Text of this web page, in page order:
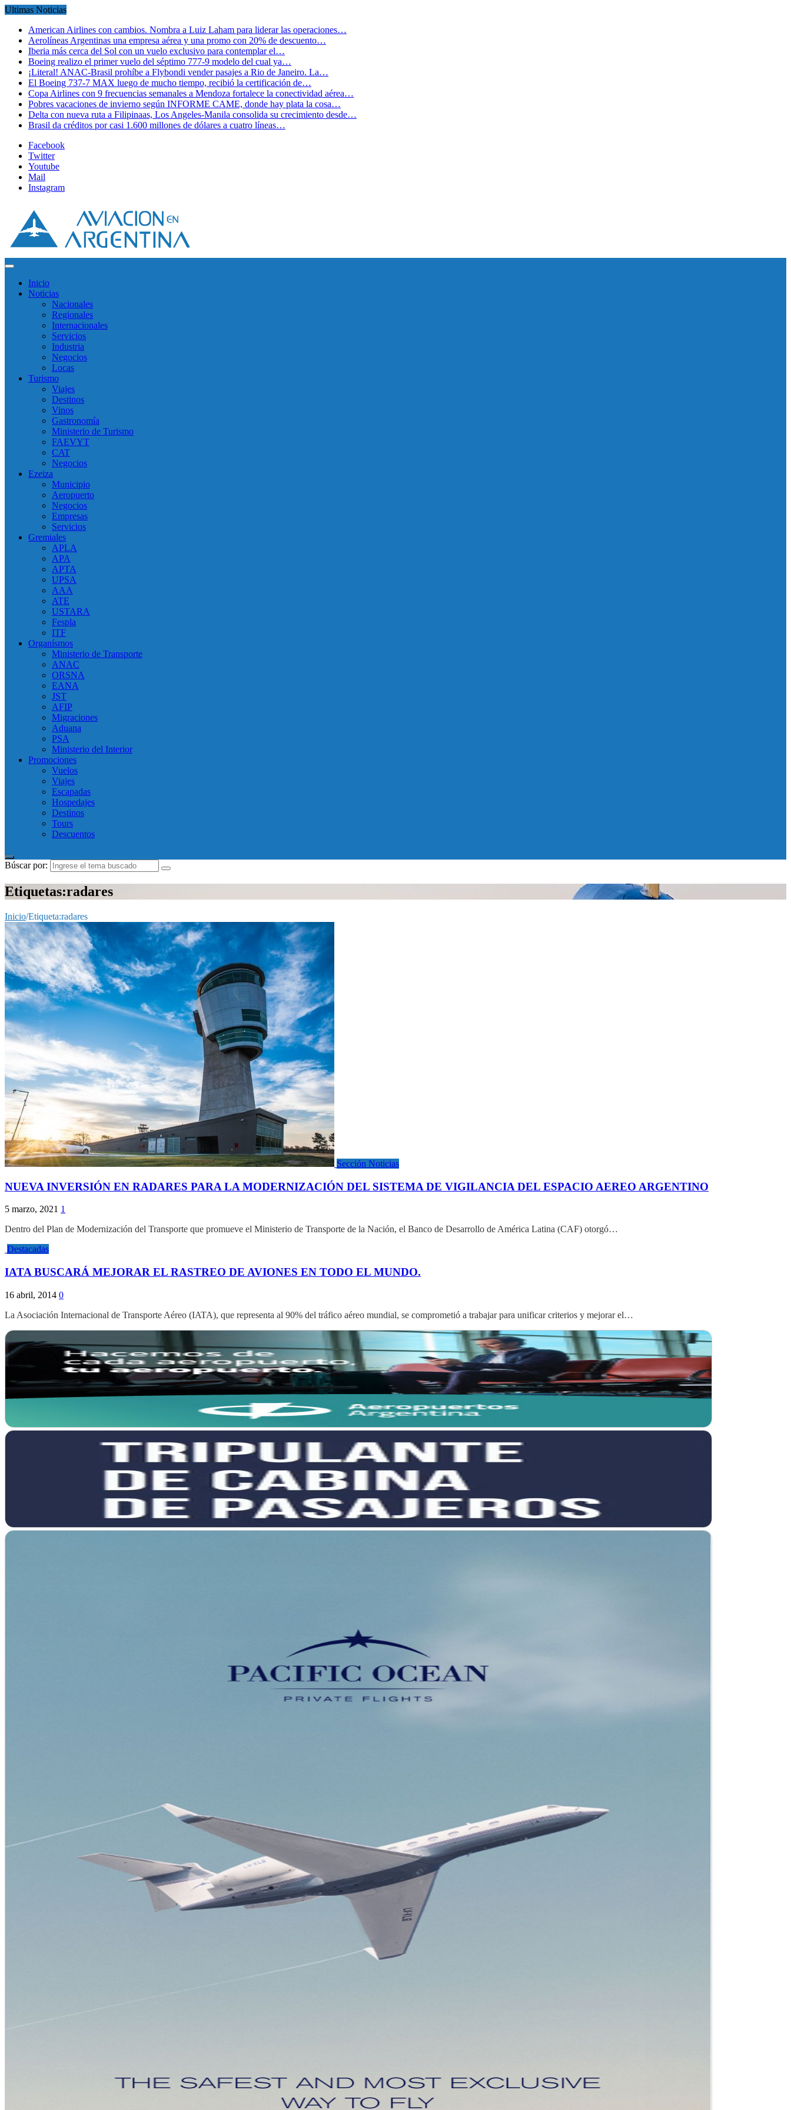
Ultimas Noticias
American Airlines con cambios. Nombra a Luiz Laham para liderar las operaciones…
Aerolíneas Argentinas una empresa aérea y una promo con 20% de descuento…
Iberia más cerca del Sol con un vuelo exclusivo para contemplar el…
Boeing realizo el primer vuelo del séptimo 777-9 modelo del cual ya…
¡Literal! ANAC-Brasil prohíbe a Flybondi vender pasajes a Rio de Janeiro. La…
El Boeing 737-7 MAX luego de mucho tiempo, recibió la certificación de…
Copa Airlines con 9 frecuencias semanales a Mendoza fortalece la conectividad aérea…
Pobres vacaciones de invierno según INFORME CAME, donde hay plata la cosa…
Delta con nueva ruta a Filipinaas, Los Angeles-Manila consolida su crecimiento desde…
Brasil da créditos por casi 1.600 millones de dólares a cuatro líneas…
Facebook
Twitter
Youtube
Mail
Instagram
Inicio
Noticias
Nacionales
Regionales
Internacionales
Servicios
Industria
Negocios
Locas
Turismo
Viajes
Destinos
Vinos
Gastronomía
Ministerio de Turismo
FAEVYT
CAT
Negocios
Ezeiza
Municipio
Aeropuerto
Negocios
Empresas
Servicios
Gremiales
APLA
APA
APTA
UPSA
AAA
ATE
USTARA
Fespla
ITF
Organísmos
Ministerio de Transporte
ANAC
ORSNA
EANA
JST
AFIP
Migraciones
Aduana
PSA
Ministerio del Interior
Promociones
Vuelos
Viajes
Escapadas
Hospedajes
Destinos
Tours
Descuentos
Búscar por:
Etiquetas:radares
Inicio/Etiqueta:radares
Sección Noticias
NUEVA INVERSIÓN EN RADARES PARA LA MODERNIZACIÓN DEL SISTEMA DE VIGILANCIA DEL ESPACIO AEREO ARGENTINO
5 marzo, 2021 1
Dentro del Plan de Modernización del Transporte que promueve el Ministerio de Transporte de la Nación, el Banco de Desarrollo de América Latina (CAF) otorgó…
Destacadas
IATA BUSCARÁ MEJORAR EL RASTREO DE AVIONES EN TODO EL MUNDO.
16 abril, 2014 0
La Asociación Internacional de Transporte Aéreo (IATA), que representa al 90% del tráfico aéreo mundial, se comprometió a trabajar para unificar criterios y mejorar el…